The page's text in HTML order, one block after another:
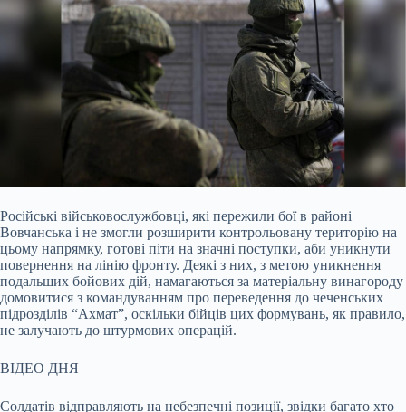
Російські військовослужбовці, які пережили бої в районі
Вовчанська і не змогли розширити контрольовану територію на
цьому напрямку, готові піти на значні поступки, аби уникнути
повернення на лінію фронту. Деякі з них, з метою уникнення
подальших бойових дій, намагаються за матеріальну винагороду
домовитися з командуванням про переведення до чеченських
підрозділів “Ахмат”, оскільки бійців цих формувань, як правило,
не залучають до штурмових операцій.
ВІДЕО ДНЯ
Солдатів відправляють на небезпечні позиції, звідки багато хто